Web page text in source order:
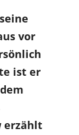
vor
ist er
erzählt